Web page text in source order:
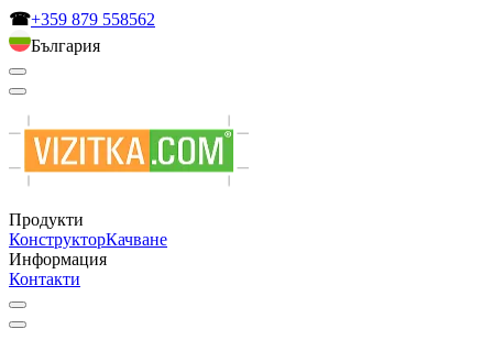
☎+359 879 558562
България
Продукти
КонструкторКачване
Информация
Контакти